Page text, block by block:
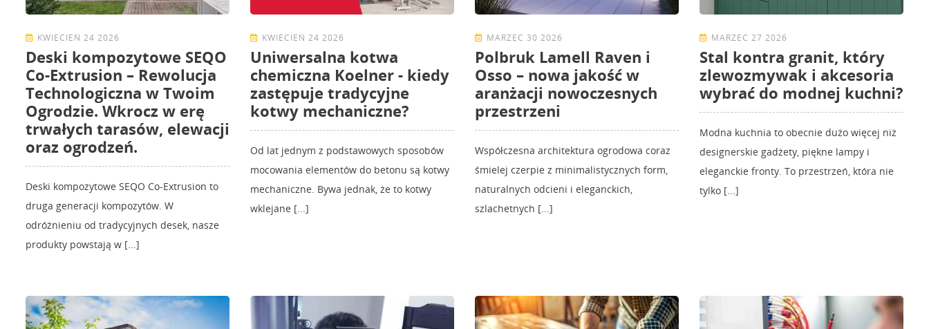
KWIECIEŃ 24 2026
Deski kompozytowe SEQO
Co-Extrusion – Rewolucja
Technologiczna w Twoim
Ogrodzie. Wkrocz w erę
trwałych tarasów, elewacji
oraz ogrodzeń.
Deski kompozytowe SEQO Co-Extrusion to
druga generacji kompozytów. W
odróżnieniu od tradycyjnych desek, nasze
produkty powstają w [...]
KWIECIEŃ 24 2026
Uniwersalna kotwa
chemiczna Koelner - kiedy
zastępuje tradycyjne
kotwy mechaniczne?
Od lat jednym z podstawowych sposobów
mocowania elementów do betonu są kotwy
mechaniczne. Bywa jednak, że to kotwy
wklejane [...]
MARZEC 30 2026
Polbruk Lamell Raven i
Osso – nowa jakość w
aranżacji nowoczesnych
przestrzeni
Współczesna architektura ogrodowa coraz
śmielej czerpie z minimalistycznych form,
naturalnych odcieni i eleganckich,
szlachetnych [...]
MARZEC 27 2026
Stal kontra granit, który
zlewozmywak i akcesoria
wybrać do modnej kuchni?
Modna kuchnia to obecnie dużo więcej niż
designerskie gadżety, piękne lampy i
eleganckie fronty. To przestrzeń, która nie
tylko [...]